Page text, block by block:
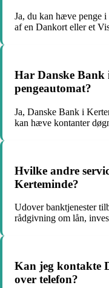
Ja, du kan hæve penge
af en Dankort eller et
Har Danske Bank
pengeautomat?
Ja, Danske Bank i
kan hæve kontanter
Hvilke andre
Kerteminde?
Udover banktjenester
rådgivning om lån,
Kan jeg kontakte
over telefon?